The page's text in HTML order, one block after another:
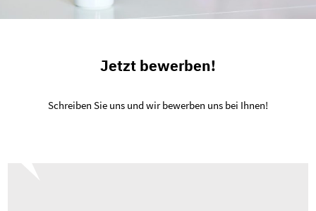
Jetzt bewerben!
Schreiben Sie uns und wir bewerben uns bei Ihnen!